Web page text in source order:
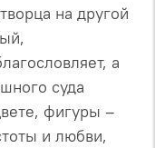
на другой
а
суда
фигуры –
и любви,